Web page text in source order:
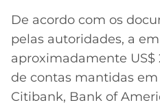
De acordo com os
pelas autoridades, a
aproximadamente
de contas mantidas
Citibank, Bank of